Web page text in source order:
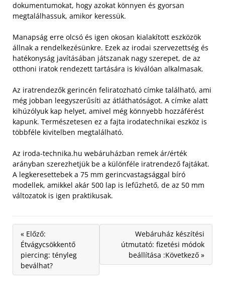
dokumentumokat, hogy azokat könnyen és gyorsan
megtalálhassuk, amikor keressük.
Manapság erre olcsó és igen okosan kialakított eszközök
állnak a rendelkezésünkre. Ezek az irodai szervezettség és
hatékonyság javításában játszanak nagy szerepet, de az
otthoni iratok rendezett tartására is kiválóan alkalmasak.
Az iratrendezők gerincén feliratozható címke található, ami
még jobban leegyszerűsíti az átláthatóságot. A címke alatt
kihúzólyuk kap helyet, amivel még könnyebb hozzáférést
kapunk. Természetesen ez a fajta irodatechnikai eszköz is
többféle kivitelben megtalálható.
Az iroda-technika.hu webáruházban remek ár/érték
arányban szerezhetjük be a különféle iratrendező fajtákat.
A legkeresettebek a 75 mm gerincvastagsággal bíró
modellek, amikkel akár 500 lap is lefűzhető, de az 50 mm
változatok is igen praktikusak.
« Előző:
Étvágycsökkentő
piercing: tényleg
beválhat?
Webáruház készítési
útmutató: fizetési módok
beállítása :Következő »